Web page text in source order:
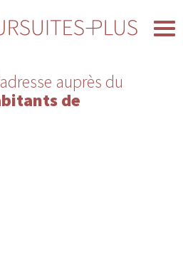
auprès du
de